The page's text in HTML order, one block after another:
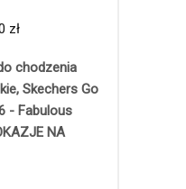
zł
chodzenia
Skechers Go
- Fabulous
NA